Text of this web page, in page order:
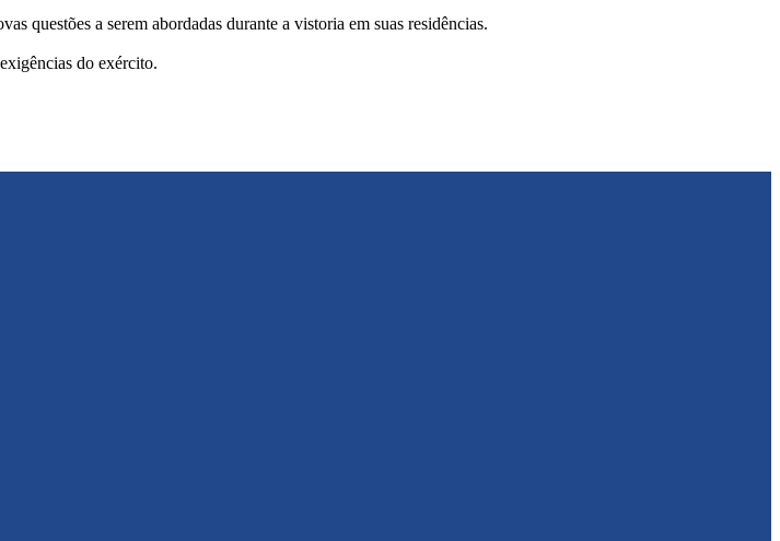
questões a serem abordadas durante a vistoria em suas residências.
do exército.